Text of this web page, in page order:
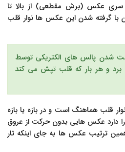
عکس (برش مقطعی) از بالا تا
با گرفته شدن این عکس ها نوار قلب
شدن پالس های الکتریکی توسط
برد و هر بار که قلب تپش می کند
قلب هماهنگ است و در بازه یا بازه
دارد عکس هایی بدون حرکت از عروق
ترتیب عکس ها به جای اینکه تار